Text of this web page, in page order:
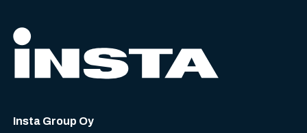
Insta Group Oy